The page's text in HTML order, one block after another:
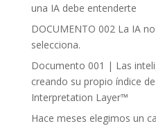
una IA debe entenderte
DOCUMENTO 002 La IA
selecciona.
Documento 001 | Las
creando su propio índice
Interpretation Layer™
Hace meses elegimos un